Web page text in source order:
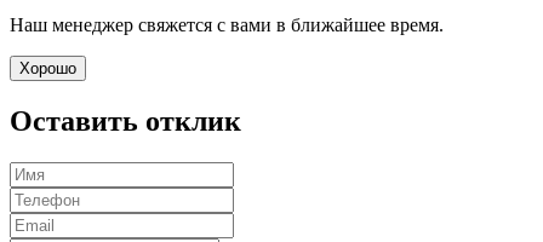
Наш менеджер свяжется с вами в ближайшее время.
Хорошо
Оставить отклик